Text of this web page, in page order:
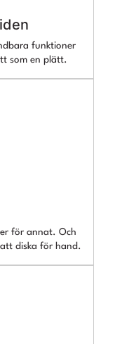
funktioner
som en plätt.
för annat. Och
diska för hand.